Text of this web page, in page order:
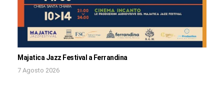
Majatica Jazz Festival a Ferrandina
7 Agosto 2026